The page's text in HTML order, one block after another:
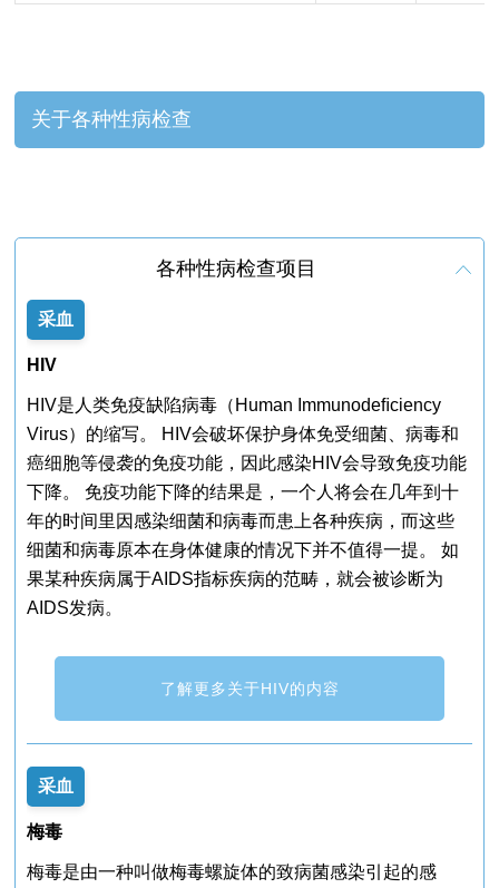
关于各种性病检查
各种性病检查项目
采血
HIV
HIV是人类免疫缺陷病毒（Human Immunodeﬁciency
Virus）的缩写。 HIV会破坏保护身体免受细菌、病毒和
癌细胞等侵袭的免疫功能，因此感染HIV会导致免疫功能
下降。 免疫功能下降的结果是，一个人将会在几年到十
年的时间里因感染细菌和病毒而患上各种疾病，而这些
细菌和病毒原本在身体健康的情况下并不值得一提。 如
果某种疾病属于AIDS指标疾病的范畴，就会被诊断为
AIDS发病。
了解更多关于HIV的内容
采血
梅毒
梅毒是由一种叫做梅毒螺旋体的致病菌感染引起的感